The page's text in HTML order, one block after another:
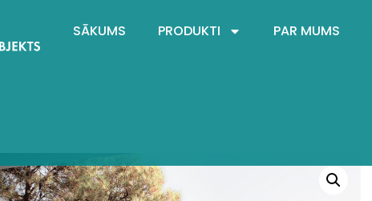
SĀKUMS PRODUKTI PAR MUMS